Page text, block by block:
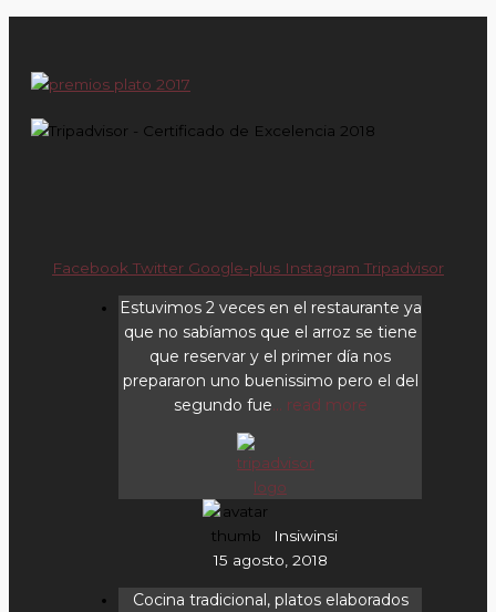
Facebook Twitter Google-plus Instagram Tripadvisor
Estuvimos 2 veces en el restaurante ya
que no sabíamos que el arroz se tiene
que reservar y el primer día nos
prepararon uno buenissimo pero el del
segundo fue... read more
Insiwinsi
15 agosto, 2018
Cocina tradicional, platos elaborados